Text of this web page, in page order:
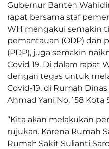
Gubernur Banten
rapat bersama staf
WH mengakui semakin
pemantauan (ODP) dan
(PDP), juga semakin
Covid 19. Di dalam rapat
dengan tegas untuk
Covid-19, di Rumah
Ahmad Yani No. 158 Kota
“Kita akan melakukan
rujukan. Karena Rumah
Rumah Sakit Sulianti